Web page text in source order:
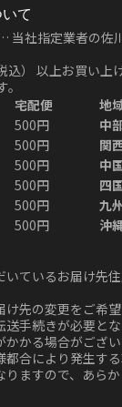
て
当社指定業者の佐
）
以上お買い上
宅配便 地
500円 中
500円 関
500円 中
500円 四
500円 九
500円 沖
いているお届け先
け先の変更をご希
送手続きが必要と
かかる場合がござい
都合により発生す
りますので、あら